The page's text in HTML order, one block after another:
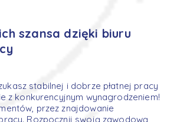
szansa dzięki biuru
stabilnej i dobrze płatnej pracy
z konkurencyjnym wynagrodzeniem!
przez znajdowanie
Rozpocznij swoją zawodową